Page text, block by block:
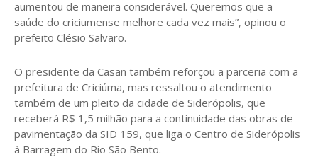
aumentou de maneira considerável. Queremos que a
saúde do criciumense melhore cada vez mais”, opinou o
prefeito Clésio Salvaro.
O presidente da Casan também reforçou a parceria com a
prefeitura de Criciúma, mas ressaltou o atendimento
também de um pleito da cidade de Siderópolis, que
receberá R$ 1,5 milhão para a continuidade das obras de
pavimentação da SID 159, que liga o Centro de Siderópolis
à Barragem do Rio São Bento.